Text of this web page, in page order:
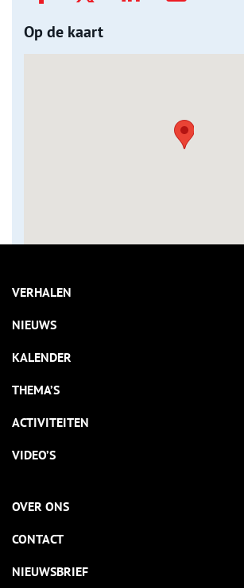
Op de kaart
VERHALEN
NIEUWS
KALENDER
THEMA’S
ACTIVITEITEN
VIDEO’S
OVER ONS
CONTACT
NIEUWSBRIEF